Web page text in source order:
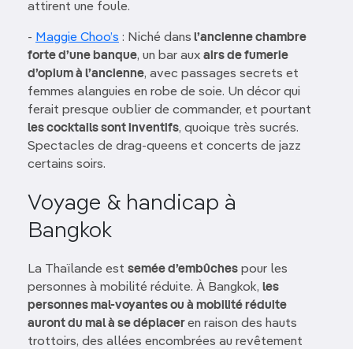
attirent une foule.
- Maggie Choo’s : Niché dans l’ancienne chambre
forte d’une banque, un bar aux airs de fumerie
d’opium à l’ancienne, avec passages secrets et
femmes alanguies en robe de soie. Un décor qui
ferait presque oublier de commander, et pourtant
les cocktails sont inventifs, quoique très sucrés.
Spectacles de drag-queens et concerts de jazz
certains soirs.
Voyage & handicap à
Bangkok
La Thaïlande est semée d’embûches pour les
personnes à mobilité réduite. À Bangkok, les
personnes mal-voyantes ou à mobilité réduite
auront du mal à se déplaceren raison des hauts
trottoirs, des allées encombrées au revêtement